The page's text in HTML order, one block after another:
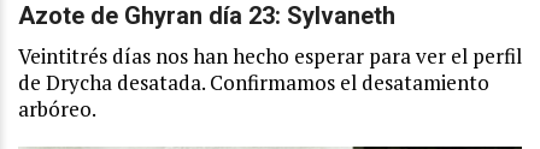
Azote de Ghyran día 23: Sylvaneth
Veintitrés días nos han hecho esperar para ver el perfil
de Drycha desatada. Confirmamos el desatamiento
arbóreo.